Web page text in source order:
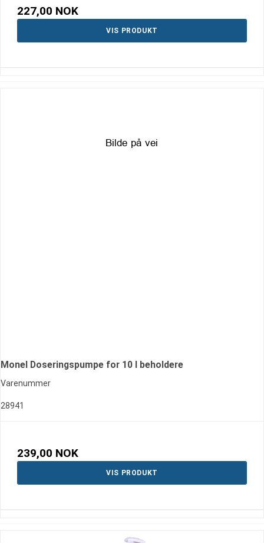
227,00 NOK
VIS PRODUKT
Monel Doseringspumpe for 10 l beholdere
Varenummer
28941
239,00 NOK
VIS PRODUKT